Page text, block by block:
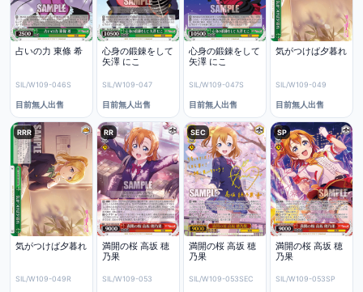
占いの力 東條 希
SIL/W109-046S
目前無人出售
心身の鍛錬をして
矢澤 にこ
SIL/W109-047
目前無人出售
心身の鍛錬をして
矢澤 にこ
SIL/W109-047S
目前無人出售
気がつけば夕暮れ
SIL/W109-049
目前無人出售
RRR
気がつけば夕暮れ
SIL/W109-049R
RR
満開の桜 高坂 穂
乃果
SIL/W109-053
SEC
満開の桜 高坂 穂
乃果
SIL/W109-053SEC
SP
満開の桜 高坂 穂
乃果
SIL/W109-053SP